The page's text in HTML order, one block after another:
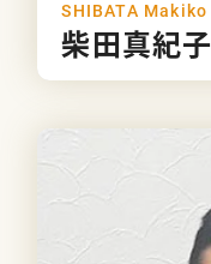
SHIBATA Makiko
柴田真紀子